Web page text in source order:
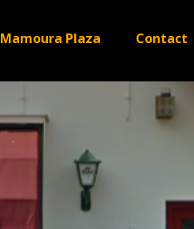
Mamoura Plaza Contact